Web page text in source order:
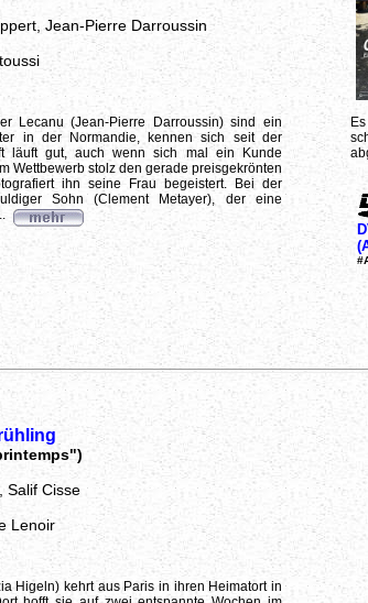
Jean-Pierre Darroussin
Lecanu (Jean-Pierre Darroussin) sind ein
in der Normandie, kennen sich seit der
läuft gut, auch wenn sich mal ein Kunde
Wettbewerb stolz den gerade preisgekrönten
ihn seine Frau begeistert. Bei der
Sohn (Clement Metayer), der eine
Salif Cisse
Lenoir
Higeln) kehrt aus Paris in ihren Heimatort in